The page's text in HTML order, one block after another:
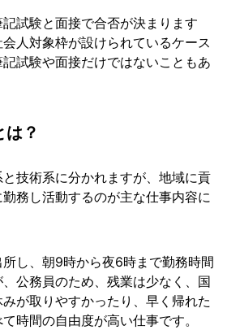
試験と面接で合否が決まります
人対象枠が設けられているケース
試験や面接だけではないこともあ
は？
技術系に分かれますが、地域に貢
務し活動するのが主な仕事内容に
し、朝9時から夜6時まで勤務時間
公務員のため、残業は少なく、国
が取りやすかったり、早く帰れた
時間の自由度が高い仕事です。